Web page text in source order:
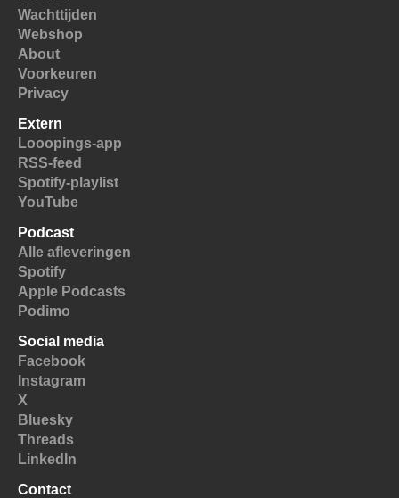
Wachttijden
Webshop
About
Voorkeuren
Privacy
Extern
Looopings-app
RSS-feed
Spotify-playlist
YouTube
Podcast
Alle afleveringen
Spotify
Apple Podcasts
Podimo
Social media
Facebook
Instagram
X
Bluesky
Threads
LinkedIn
Contact